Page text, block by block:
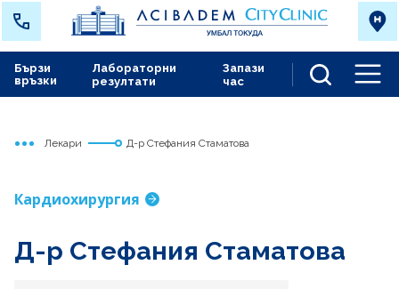
Лабораторни
резултати
Запази
час
Бързи
връзки
Начало
Токуда
Лекари Д-р Стефания Стаматова
Кардиохирургия
Д-р Стефания Стаматова